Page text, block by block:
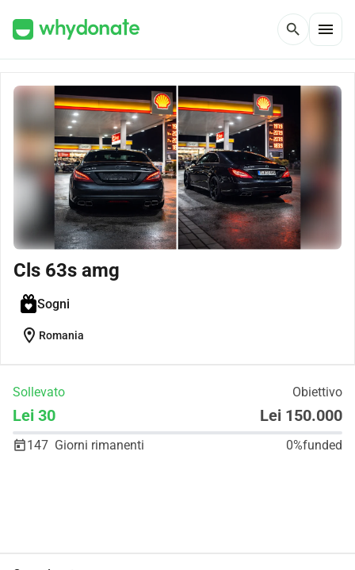
search menu
Cls 63s amg
Sogni
location_on Romania
Sollevato Obiettivo
Lei 30 Lei 150.000
147 Giorni rimanenti 0%funded